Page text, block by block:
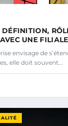
DÉFINITION,
UNE
envisage de
elle doit souvent…